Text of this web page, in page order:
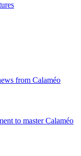
from Calaméo
to master Calaméo